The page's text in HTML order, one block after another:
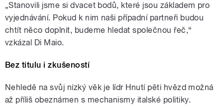
„Stanovili jsme si dvacet bodů, které jsou základem pro
vyjednávání. Pokud k nim naši případní partneři budou
chtít něco doplnit, budeme hledat společnou řeč,“
vzkázal Di Maio.
Bez titulu i zkušeností
Nehledě na svůj nízký věk je lídr Hnutí pěti hvězd možná
až příliš obeznámen s mechanismy italské politiky.